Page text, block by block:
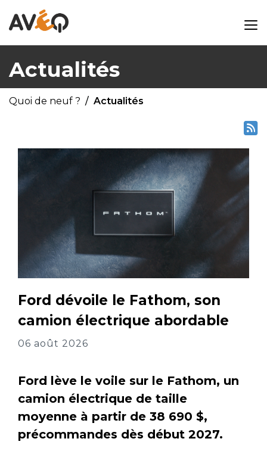
Actualités
Quoi de neuf ? Actualités
Ford dévoile le Fathom, son
camion électrique abordable
06 août 2026
Ford lève le voile sur le Fathom, un
camion électrique de taille
moyenne à partir de 38 690 $,
précommandes dès début 2027.